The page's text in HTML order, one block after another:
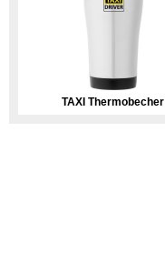
TAXI Thermobecher